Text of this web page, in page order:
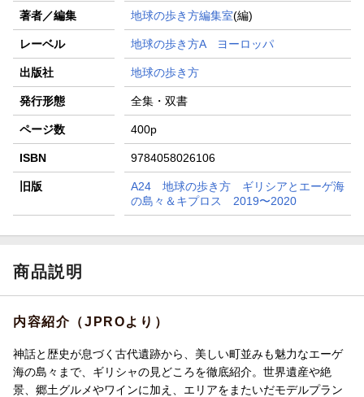
著者／編集 地球の歩き方編集室(編)
レーベル 地球の歩き方A ヨーロッパ
出版社 地球の歩き方
発行形態 全集・双書
ページ数 400p
ISBN 9784058026106
旧版
A24 地球の歩き方 ギリシアとエーゲ海
の島々＆キプロス 2019〜2020
商品説明
内容紹介（JPROより）
神話と歴史が息づく古代遺跡から、美しい町並みも魅力なエーゲ
海の島々まで、ギリシャの見どころを徹底紹介。世界遺産や絶
景、郷土グルメやワインに加え、エリアをまたいだモデルプラン